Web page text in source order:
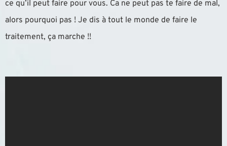
ce qu’il peut faire pour vous. Ca ne peut pas te faire de mal,
alors pourquoi pas ! Je dis à tout le monde de faire le
traitement, ça marche !!